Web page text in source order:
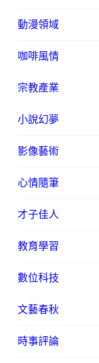
動漫領域
咖啡風情
宗教產業
小說幻夢
影像藝術
心情隨筆
才子佳人
教育學習
數位科技
文藝春秋
時事評論